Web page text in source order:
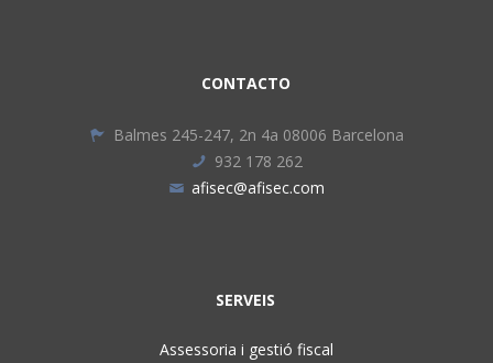
CONTACTO
Balmes 245-247, 2n 4a 08006 Barcelona
932 178 262
afisec@afisec.com
SERVEIS
Assessoria i gestió fiscal